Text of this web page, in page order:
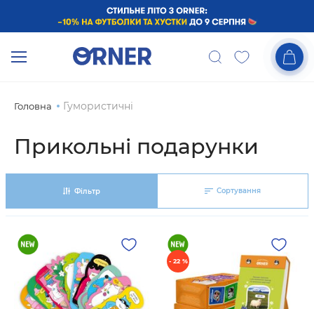
Головна Гумористичні
Прикольні подарунки
Фільтр Сортування
- 22 %